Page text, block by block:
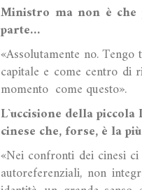
Ministro ma non è che
parte…
«Assolutamente no.
capitale e come centro di
momento come questo».
L`uccisione della
cinese che, forse, è la
«Nei confronti dei cinesi
autoreferenziali, non